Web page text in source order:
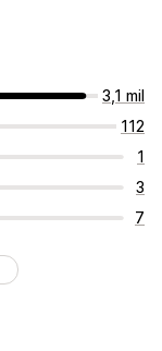
3,1 mil
112
1
3
7